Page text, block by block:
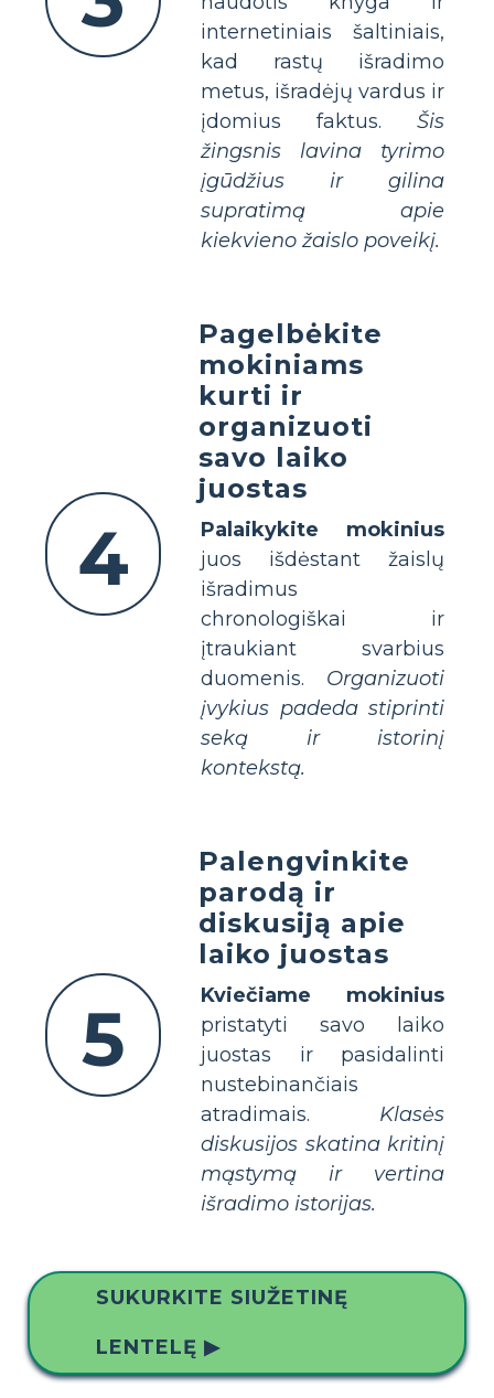
internetiniais šaltiniais,
kad rastų išradimo
metus, išradėjų vardus ir
įdomius faktus. Šis
žingsnis lavina tyrimo
įgūdžius ir gilina
supratimą apie
kiekvieno žaislo poveikį.
4
Pagelbėkite
mokiniams
kurti ir
organizuoti
savo laiko
juostas
Palaikykite mokinius
juos išdėstant žaislų
išradimus
chronologiškai ir
įtraukiant svarbius
duomenis. Organizuoti
įvykius padeda stiprinti
seką ir istorinį
kontekstą.
5
Palengvinkite
parodą ir
diskusiją apie
laiko juostas
Kviečiame mokinius
pristatyti savo laiko
juostas ir pasidalinti
nustebinančiais
atradimais. Klasės
diskusijos skatina kritinį
mąstymą ir vertina
išradimo istorijas.
SUKURKITE SIUŽETINĘ
LENTELĘ ▶